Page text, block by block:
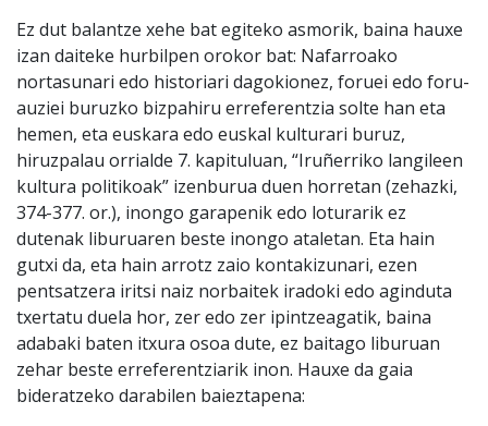
Ez dut balantze xehe bat egiteko asmorik, baina hauxe
izan daiteke hurbilpen orokor bat: Nafarroako
nortasunari edo historiari dagokionez, foruei edo foru-
auziei buruzko bizpahiru erreferentzia solte han eta
hemen, eta euskara edo euskal kulturari buruz,
hiruzpalau orrialde 7. kapituluan, “Iruñerriko langileen
kultura politikoak” izenburua duen horretan (zehazki,
374-377. or.), inongo garapenik edo loturarik ez
dutenak liburuaren beste inongo ataletan. Eta hain
gutxi da, eta hain arrotz zaio kontakizunari, ezen
pentsatzera iritsi naiz norbaitek iradoki edo aginduta
txertatu duela hor, zer edo zer ipintzeagatik, baina
adabaki baten itxura osoa dute, ez baitago liburuan
zehar beste erreferentziarik inon. Hauxe da gaia
bideratzeko darabilen baieztapena: